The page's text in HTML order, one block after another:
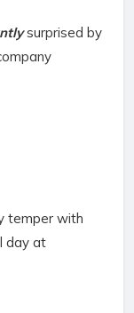
surprised by
temper with
day at